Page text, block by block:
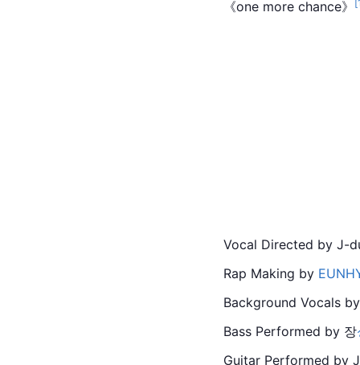
《one more chance》 [
Vocal Directed by J-
Rap Making by
Background Vocals
Bass Performed by 장
Guitar Performed by